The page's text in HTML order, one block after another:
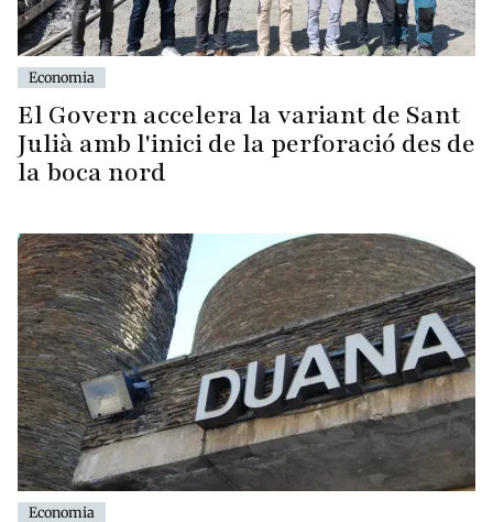
Economia
El Govern accelera la variant de Sant
Julià amb l'inici de la perforació des de
la boca nord
Economia